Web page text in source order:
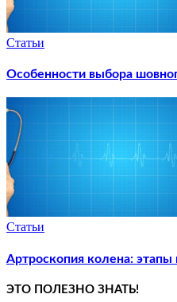
Статьи
Особенности выбора
Статьи
Артроскопия колена: этапы
ЭТО ПОЛЕЗНО ЗНАТЬ!